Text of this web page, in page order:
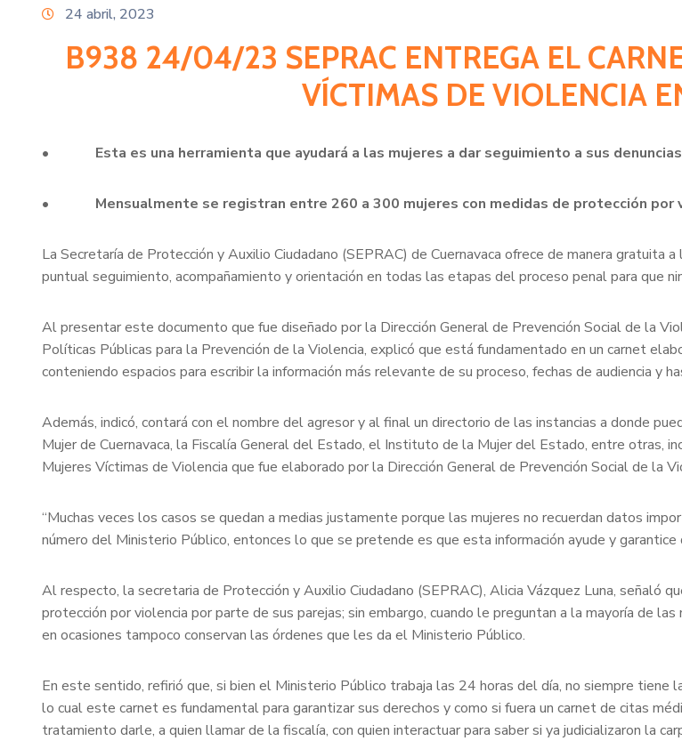
24 abril, 2023
B938 24/04/23 SEPRAC ENTREGA EL
VÍCTIMAS DE VIOLENCIA
• Esta es una herramienta que ayudará a las mujeres a dar seguimiento a sus
• Mensualmente se registran entre 260 a 300 mujeres con medidas de protección por
La Secretaría de Protección y Auxilio Ciudadano (SEPRAC) de Cuernavaca ofrece de manera gratuita
puntual seguimiento, acompañamiento y orientación en todas las etapas del proceso penal para que
Al presentar este documento que fue diseñado por la Dirección General de Prevención Social de la
Políticas Públicas para la Prevención de la Violencia, explicó que está fundamentado en un carnet
conteniendo espacios para escribir la información más relevante de su proceso, fechas de audiencia y
Además, indicó, contará con el nombre del agresor y al final un directorio de las instancias a donde
Mujer de Cuernavaca, la Fiscalía General del Estado, el Instituto de la Mujer del Estado, entre otras,
Mujeres Víctimas de Violencia que fue elaborado por la Dirección General de Prevención Social de la
“Muchas veces los casos se quedan a medias justamente porque las mujeres no recuerdan datos
número del Ministerio Público, entonces lo que se pretende es que esta información ayude y garantice
Al respecto, la secretaria de Protección y Auxilio Ciudadano (SEPRAC), Alicia Vázquez Luna, señaló
protección por violencia por parte de sus parejas; sin embargo, cuando le preguntan a la mayoría de
en ocasiones tampoco conservan las órdenes que les da el Ministerio Público.
En este sentido, refirió que, si bien el Ministerio Público trabaja las 24 horas del día, no siempre tiene
lo cual este carnet es fundamental para garantizar sus derechos y como si fuera un carnet de citas
tratamiento darle, a quien llamar de la fiscalía, con quien interactuar para saber si ya judicializaron la